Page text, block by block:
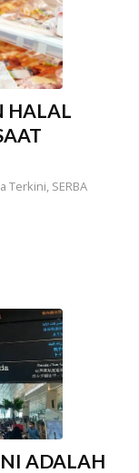
HALAL
Terkini, SERBA
ADALAH